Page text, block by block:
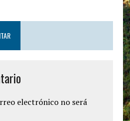
electrónico no será